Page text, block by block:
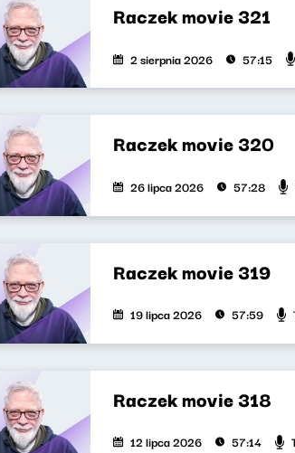
Raczek movie 321
2 sierpnia 2026 57:15
Raczek movie 320
26 lipca 2026 57:28
Raczek movie 319
19 lipca 2026 57:59
Raczek movie 318
12 lipca 2026 57:14